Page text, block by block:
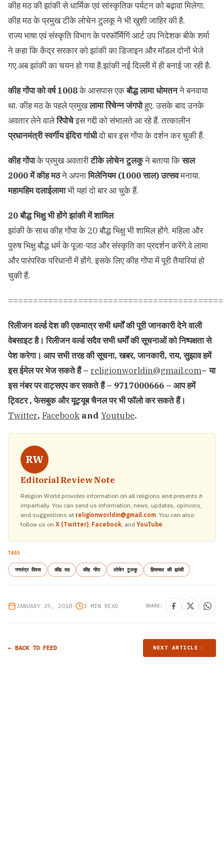
कीह मठ की झांकी से धार्मिक एवं सांस्कृतिक पर्यटन को बढ़ावा मिलेगा.
कीह मठ के प्रमुख टीके लोचेन टुलकू ने भी खुशी जाहिर की है.
राज्य भाषा एवं संस्कृति विभाग के परफॉर्मिगिं आर्ट उप निदेशक बीके शर्मा
ने कहा कि केंद्र सरकार को झांकी का डिजाइन और मॉडल दोनों भेजे
गए.अब झांकी का चयन हो गया है.झांकी नई दिल्ली में ही बनाई जा रही है.
कीह गोंपा को वर्ष 1008के आसपास एकबौद्ध लामा धोमतनने बनवाया
था. कीह मठ के पहले प्रमुखलामा रिंचेन्न जंगपोहुए. उसके बाद उनके
अवतार लेने वालेरिंपोचेइस गद्दी को संभालते आ रहे हैं. तत्कालीन
प्रधानमंत्री स्वर्गीय इंदिरा गांधीदो बार इस गोंपा के दर्शन कर चुकी हैं.
कीह गोंपाके प्रमुख अवतारीटीके लोचेन टुलकुने बताया किसाल
2000 में कीह मठने अपनामिलेनियम (1000 साल) उत्सवमनाया.
महामहिम दलाईलामाभी यहां दो बार आ चुके हैं.
20 बौद्ध भिक्षु भी होंगे झांकी में शामिल
झांकी के साथ कीह गोंपा के 20 बौद्ध भिक्षु भी शामिल होंगे. महिला और
पुरुष भिक्षु बौद्ध धर्म के पूजा-पाठ और संस्कृति का प्रदर्शन करेंगे.वे लामा
और पारंपरिक परिधानों में होंगे. इसके लिए कीह गोंपा में पूरी तैयारियां हो
चुकी हैं.
रिलीजन वर्ल्ड देश की एकमात्र सभी धर्मों की पूरी जानकारी देने वाली
वेबसाइट है। रिलीजन वर्ल्ड सदैव सभी धर्मों की सूचनाओं को निष्पक्षता से
पेश करेगा। आप सभी तरह की सूचना, खबर, जानकारी, राय, सुझाव हमें
इस ईमेल पर भेज सकते हैं – religionworldin@gmail.com– या
इस नंबर पर वाट्सएप कर सकते हैं – 9717000666 – आप हमें
ट्विटर , फेसबुक और यूट्यूब चैनल पर भी फॉलो कर सकते हैं।
Twitter, Facebook and Youtube.
RW
Editorial Review Note
Religion World provides information on all religions and presents it
impartially. You can send us information, news, updates, opinions,
and suggestions at religionworldin@gmail.com. You can also
follow us on X (Twitter), Facebook, and YouTube.
TAGS
गणतंत्र दिवस कीह मठ कीह गोंपा लोचेन टुलकू हिमाचल की झांकी
JANUARY 25, 2018• 3 MIN READ SHARE:
← BACK TO FEED NEXT ARTICLE